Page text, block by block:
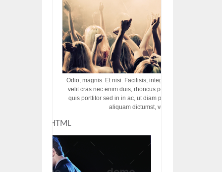
Odio, magnis. Et nisi. Facilisis, integer! Risus augue! Non
velit cras nec enim duis, rhoncus porttitor ac vut rhoncus
quis porttitor sed in in ac, ut diam porttitor odio nunc
aliquam dictumst, vel amet tincidunt
CUSTOM HTML